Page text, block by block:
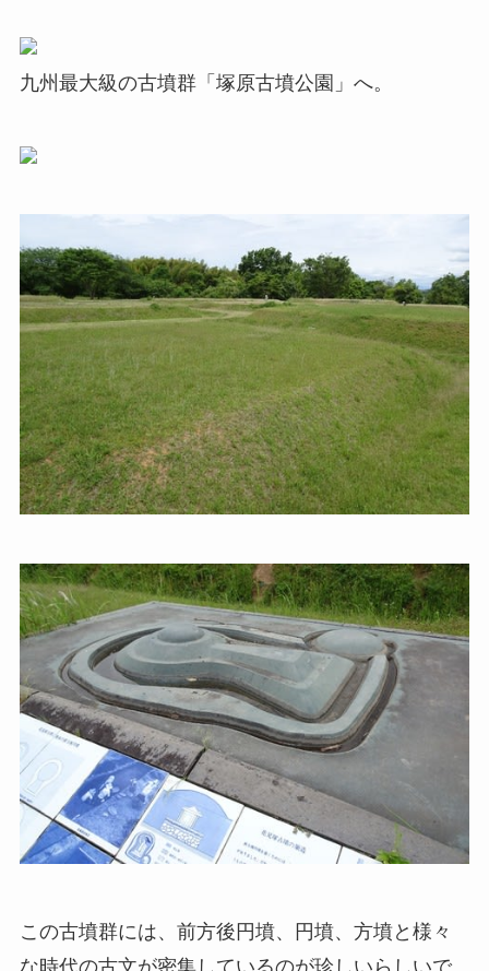
九州最大級の古墳群「塚原古墳公園」へ。
この古墳群には、前方後円墳、円墳、方墳と様々